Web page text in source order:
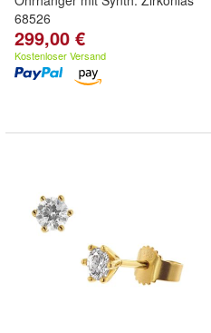
68526
299,00 €
Kostenloser Versand